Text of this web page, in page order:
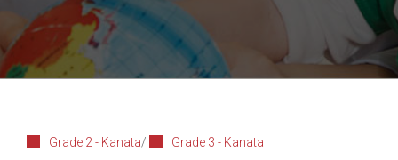
Grade 2 - Kanata/ Grade 3 - Kanata